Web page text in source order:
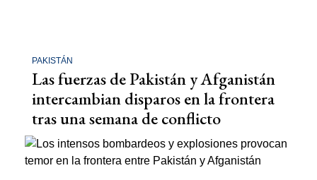
PAKISTÁN
Las fuerzas de Pakistán y Afganistán
intercambian disparos en la frontera
tras una semana de conflicto